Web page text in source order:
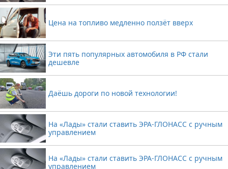
Цена на топливо медленно ползёт вверх
Эти пять популярных автомобиля в РФ стали
дешевле
Даёшь дороги по новой технологии!
На «Лады» стали ставить ЭРА-ГЛОНАСС с ручным
управлением
На «Лады» стали ставить ЭРА-ГЛОНАСС с ручным
управлением